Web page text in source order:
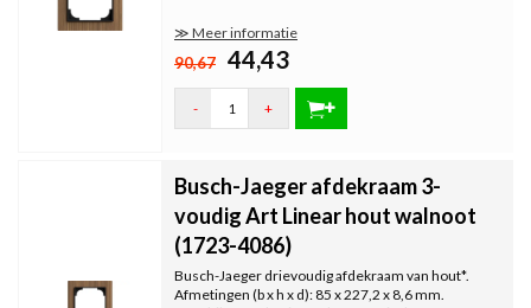
≫ Meer informatie
90,67 44,43
- +
Busch-Jaeger afdekraam 3-
voudig Art Linear hout walnoot
(1723-4086)
Busch-Jaeger drievoudig afdekraam van hout*.
Afmetingen (b x h x d): 85 x 227,2 x 8,6 mm.